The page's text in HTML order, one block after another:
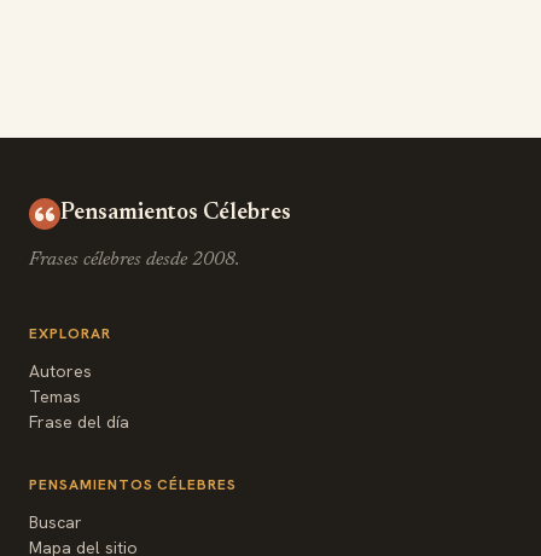
Pensamientos Célebres
Frases célebres desde 2008.
EXPLORAR
Autores
Temas
Frase del día
PENSAMIENTOS CÉLEBRES
Buscar
Mapa del sitio